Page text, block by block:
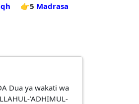
👉5 Madrasa
Dua ya wakati wa
’ADHIMUL-